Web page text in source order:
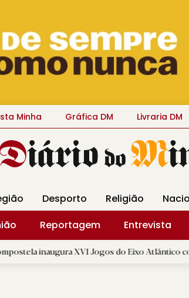
Minha Gráfica DM Livraria DM
Desporto Religião
Reportagem Entrevista
XVI Jogos do Eixo Atlântico com mais de